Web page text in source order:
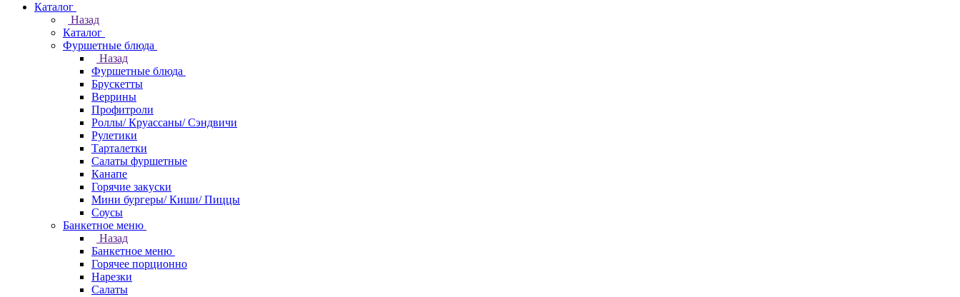
Каталог
Назад
Каталог
Фуршетные блюда
Назад
Фуршетные блюда
Брускетты
Веррины
Профитроли
Роллы/ Круассаны/ Сэндвичи
Рулетики
Тарталетки
Салаты фуршетные
Канапе
Горячие закуски
Мини бургеры/ Киши/ Пиццы
Соусы
Банкетное меню
Назад
Банкетное меню
Горячее порционно
Нарезки
Салаты